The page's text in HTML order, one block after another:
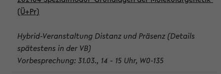
(Ü+Pr)
Hybrid-Veranstaltung Distanz und Präsenz (Details
spätestens in der VB)
Vorbesprechung: 31.03., 14 - 15 Uhr, W0-135